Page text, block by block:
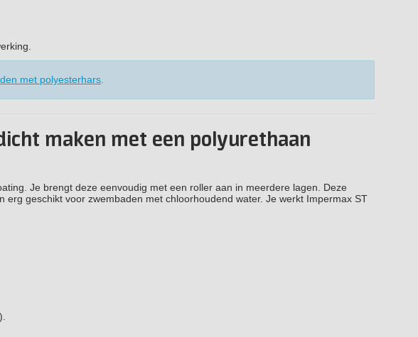
met polyesterhars
maken met een polyurethaan
Je brengt deze eenvoudig met een roller aan in meerdere lagen. Deze
erg geschikt voor zwembaden met chloorhoudend water. Je werkt Impermax ST